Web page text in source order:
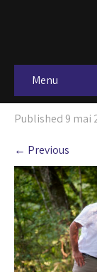
Menu
Published 9 mai
← Previous